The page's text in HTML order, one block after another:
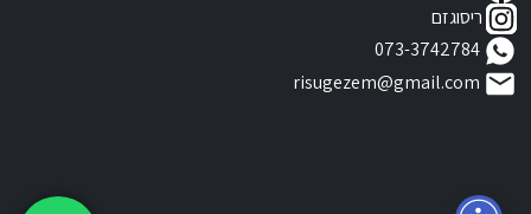
ריסוגזם